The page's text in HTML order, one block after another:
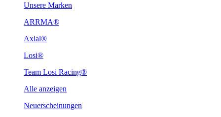
Unsere Marken
ARRMA®
Axial®
Losi®
Team Losi Racing®
Alle anzeigen
Neuerscheinungen